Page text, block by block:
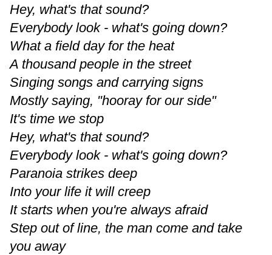
Hey, what's that sound?
Everybody look - what's going down?
What a field day for the heat
A thousand people in the street
Singing songs and carrying signs
Mostly saying, "hooray for our side"
It's time we stop
Hey, what's that sound?
Everybody look - what's going down?
Paranoia strikes deep
Into your life it will creep
It starts when you're always afraid
Step out of line, the man come and take
you away